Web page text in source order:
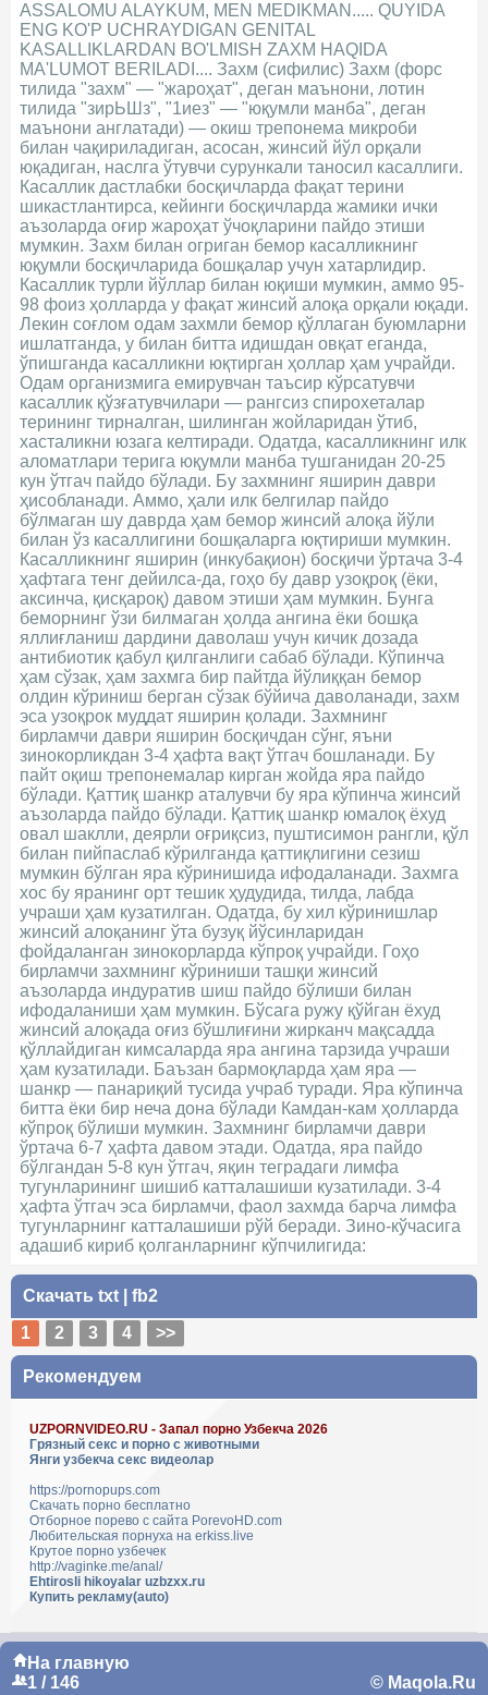
ASSALOMU ALAYKUM, MEN MEDIKMAN..... QUYIDA
ENG KO'P UCHRAYDIGAN GENITAL
KASALLIKLARDAN BO'LMISH ZAXM HAQIDA
MA'LUMOT BERILADI.... Захм (сифилис) Захм (форс
тилида "захм" — "жароҳат", деган маънони, лотин
тилида "зирЬШз", "1иез" — "юқумли манба", деган
маънони англатади) — окиш трепонема микроби
билан чақириладиган, асосан, жинсий йўл орқали
юқадиган, наслга ўтувчи сурункали таносил касаллиги.
Касаллик дастлабки босқичларда фақат терини
шикастлантирса, кейинги босқичларда жамики ички
аъзоларда оғир жароҳат ўчоқларини пайдо этиши
мумкин. Захм билан огриган бемор касалликнинг
юқумли босқичларида бошқалар учун хатарлидир.
Касаллик турли йўллар билан юқиши мумкин, аммо 95-
98 фоиз ҳолларда у фақат жинсий алоқа орқали юқади.
Лекин соғлом одам захмли бемор қўллаган буюмларни
ишлатганда, у билан битта идишдан овқат еганда,
ўпишганда касалликни юқтирган ҳоллар ҳам учрайди.
Одам организмига емирувчан таъсир кўрсатувчи
касаллик қўзғатувчилари — рангсиз спирохеталар
терининг тирналган, шилинган жойларидан ўтиб,
хасталикни юзага келтиради. Одатда, касалликнинг илк
аломатлари терига юқумли манба тушганидан 20-25
кун ўтгач пайдо бўлади. Бу захмнинг яширин даври
ҳисобланади. Аммо, ҳали илк белгилар пайдо
бўлмаган шу даврда ҳам бемор жинсий алоқа йўли
билан ўз касаллигини бошқаларга юқтириши мумкин.
Касалликнинг яширин (инкубақион) босқичи ўртача 3-4
ҳафтага тенг дейилса-да, гоҳо бу давр узоқроқ (ёки,
аксинча, қисқароқ) давом этиши ҳам мумкин. Бунга
беморнинг ўзи билмаган ҳолда ангина ёки бошқа
яллиғланиш дардини даволаш учун кичик дозада
антибиотик қабул қилганлиги сабаб бўлади. Кўпинча
ҳам сўзак, ҳам захмга бир пайтда йўлиққан бемор
олдин кўриниш берган сўзак бўйича даволанади, захм
эса узоқрок муддат яширин қолади. Захмнинг
бирламчи даври яширин босқичдан сўнг, яъни
зинокорликдан 3-4 ҳафта вақт ўтгач бошланади. Бу
пайт оқиш трепонемалар кирган жойда яра пайдо
бўлади. Қаттиқ шанкр аталувчи бу яра кўпинча жинсий
аъзоларда пайдо бўлади. Қаттиқ шанкр юмалоқ ёхуд
овал шаклли, деярли оғриқсиз, пуштисимон рангли, қўл
билан пийпаслаб кўрилганда қаттиқлигини сезиш
мумкин бўлган яра кўринишида ифодаланади. Захмга
хос бу яранинг орт тешик ҳудудида, тилда, лабда
учраши ҳам кузатилган. Одатда, бу хил кўринишлар
жинсий алоқанинг ўта бузуқ йўсинларидан
фойдаланган зинокорларда кўпроқ учрайди. Гоҳо
бирламчи захмнинг кўриниши ташқи жинсий
аъзоларда индуратив шиш пайдо бўлиши билан
ифодаланиши ҳам мумкин. Бўсага ружу қўйган ёхуд
жинсий алоқада оғиз бўшлиғини жирканч мақсадда
қўллайдиган кимсаларда яра ангина тарзида учраши
ҳам кузатилади. Баъзан бармоқларда ҳам яра —
шанкр — панариқий тусида учраб туради. Яра кўпинча
битта ёки бир неча дона бўлади Камдан-кам ҳолларда
кўпроқ бўлиши мумкин. Захмнинг бирламчи даври
ўртача 6-7 ҳафта давом этади. Одатда, яра пайдо
бўлгандан 5-8 кун ўтгач, яқин теградаги лимфа
тугунларининг шишиб катталашиши кузатилади. 3-4
ҳафта ўтгач эса бирламчи, фаол захмда барча лимфа
тугунларнинг катталашиши рўй беради. Зино-кўчасига
адашиб кириб қолганларнинг кўпчилигида:
Скачать txt
fb2
1
2 3 4 >>
Рекомендуем
UZPORNVIDEO.RU - Запал порно Узбекча 2026
Грязный секс и порно с животными
Янги узбекча секс видеолар
https://pornopups.com
Скачать порно бесплатно
Отборное порево с сайта PorevoHD.com
Любительская порнуха на erkiss.live
Крутое порно узбечек
http://vaginke.me/anal/
Ehtirosli hikoyalar uzbzxx.ru
Купить рекламу(auto)
На главную
1 / 146
© Maqola.Ru